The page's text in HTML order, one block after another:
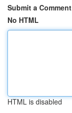
Submit a Comment
No HTML
HTML is disabled